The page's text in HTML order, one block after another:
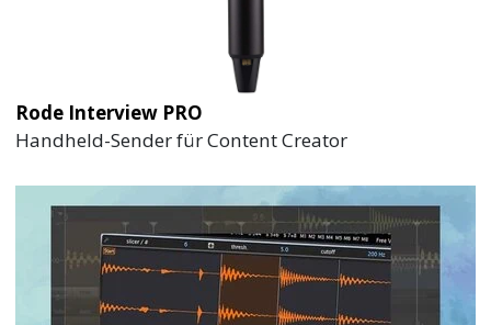
Rode Interview PRO
Handheld-Sender für Content Creator